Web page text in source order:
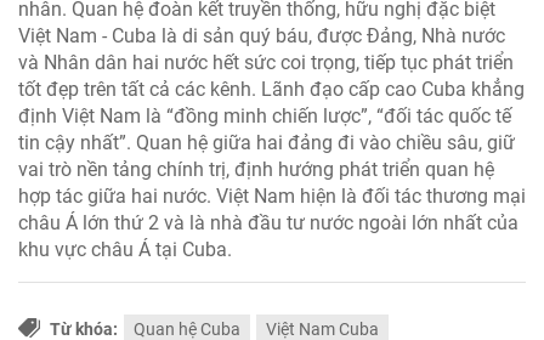
nhân. Quan hệ đoàn kết truyền thống, hữu nghị đặc biệt
Việt Nam - Cuba là di sản quý báu, được Đảng, Nhà nước
và Nhân dân hai nước hết sức coi trọng, tiếp tục phát triển
tốt đẹp trên tất cả các kênh. Lãnh đạo cấp cao Cuba khẳng
định Việt Nam là “đồng minh chiến lược”, “đối tác quốc tế
tin cậy nhất”. Quan hệ giữa hai đảng đi vào chiều sâu, giữ
vai trò nền tảng chính trị, định hướng phát triển quan hệ
hợp tác giữa hai nước. Việt Nam hiện là đối tác thương mại
châu Á lớn thứ 2 và là nhà đầu tư nước ngoài lớn nhất của
khu vực châu Á tại Cuba.
Từ khóa: Quan hệ Cuba Việt Nam Cuba